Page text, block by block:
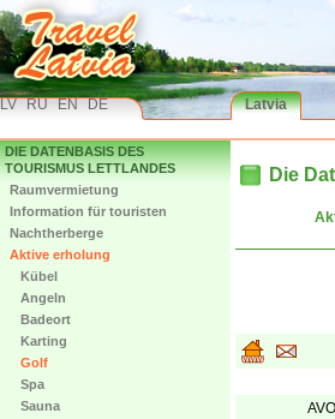
LV RU EN DE Latvia
DIE DATENBASIS DES
TOURISMUS LETTLANDES
Raumvermietung
Information für touristen
Nachtherberge
Aktive erholung
Kübel
Angeln
Badeort
Karting
Golf
Spa
Sauna
Die